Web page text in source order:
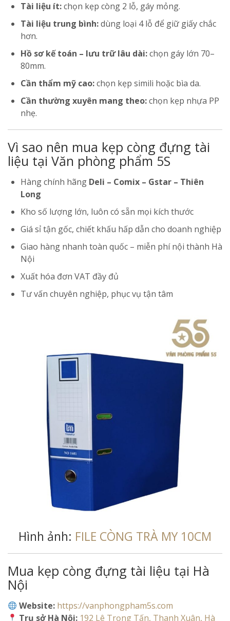
Tài liệu ít:chọn kẹp còng 2 lỗ, gáy mỏng.
Tài liệu trung bình:dùng loại 4 lỗ để giữ giấy chắc
hơn.
Hồ sơ kế toán – lưu trữ lâu dài:chọn gáy lớn 70–
80mm.
Cần thẩm mỹ cao:chọn kẹp simili hoặc bìa da.
Cần thường xuyên mang theo:chọn kẹp nhựa PP
nhẹ.
Vì sao nên mua kẹp còng đựng tài
liệu tại Văn phòng phẩm 5S
Hàng chính hãng Deli – Comix – Gstar – Thiên
Long
Kho số lượng lớn, luôn có sẵn mọi kích thước
Giá sỉ tận gốc, chiết khấu hấp dẫn cho doanh nghiệp
Giao hàng nhanh toàn quốc – miễn phí nội thành Hà
Nội
Xuất hóa đơn VAT đầy đủ
Tư vấn chuyên nghiệp, phục vụ tận tâm
Hình ảnh: FILE CÒNG TRÀ MY 10CM
Mua kẹp còng đựng tài liệu tại Hà
Nội
Website: https://vanphongpham5s.com
Trụ sở Hà Nội: 192 Lê Trọng Tấn, Thanh Xuân, Hà